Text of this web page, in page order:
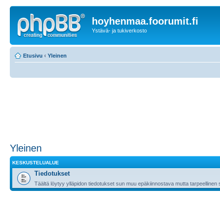
hoyhenmaa.foorumit.fi
Ystävä- ja tukiverkosto
Etusivu ‹ Yleinen
Yleinen
KESKUSTELUALUE
Tiedotukset
Täältä löytyy ylläpidon tiedotukset sun muu epäkiinnostava mutta tarpeellinen